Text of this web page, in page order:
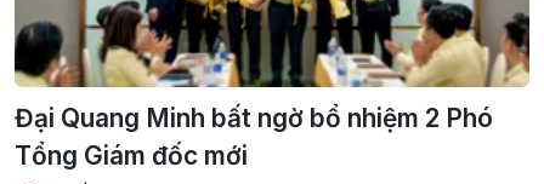
Đại Quang Minh bất ngờ bổ nhiệm 2 Phó
Tổng Giám đốc mới